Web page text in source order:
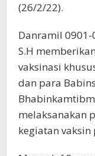
(26/2/22).
Danramil
S.H
vaksinasi
dan para
melaksanakan
kegiatan